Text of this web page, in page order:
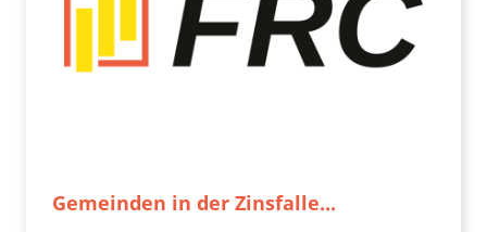
Gemeinden in der Zinsfalle...